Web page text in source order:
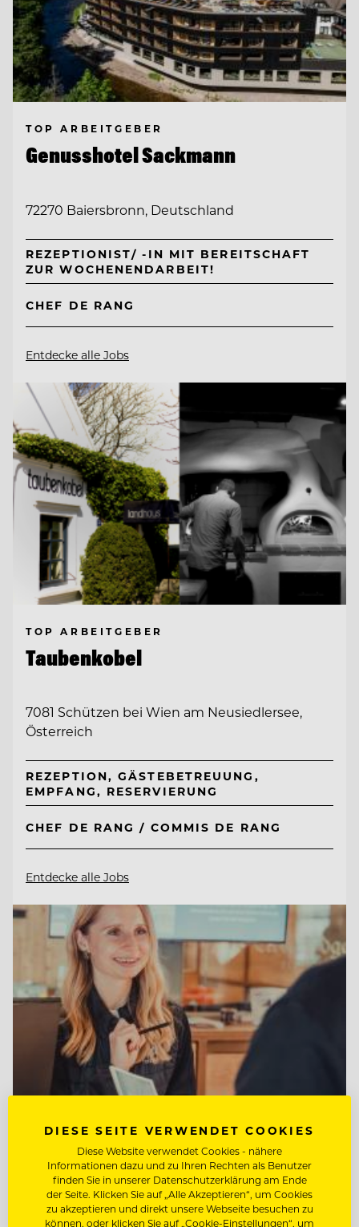
TOP ARBEITGEBER
Genusshotel Sackmann
72270 Baiersbronn, Deutschland
REZEPTIONIST/ -IN MIT BEREITSCHAFT
ZUR WOCHENENDARBEIT!
CHEF DE RANG
Entdecke alle Jobs
TOP ARBEITGEBER
Taubenkobel
7081 Schützen bei Wien am Neusiedlersee,
Österreich
REZEPTION, GÄSTEBETREUUNG,
EMPFANG, RESERVIERUNG
CHEF DE RANG / COMMIS DE RANG
Entdecke alle Jobs
TOP ARBEITGEBER
Tirol Lodge Ellmau
DIESE SEITE VERWENDET COOKIES
Diese Website verwendet Cookies - nähere
Informationen dazu und zu Ihren Rechten als Benutzer
finden Sie in unserer Datenschutzerklärung am Ende
der Seite. Klicken Sie auf „Alle Akzeptieren“, um Cookies
zu akzeptieren und direkt unsere Webseite besuchen zu
können, oder klicken Sie auf „Cookie-Einstellungen“, um